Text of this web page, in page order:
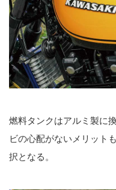
燃料タンクはアルミ製に
ビの心配がないメリット
択となる。